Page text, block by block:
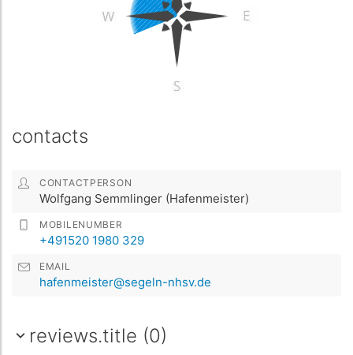
contacts
CONTACTPERSON
Wolf­gang Semm­linger (Hafenmeister)
MOBILENUMBER
+491520 1980 329
EMAIL
hafenmeister@segeln-nhsv.de
reviews.title (0)